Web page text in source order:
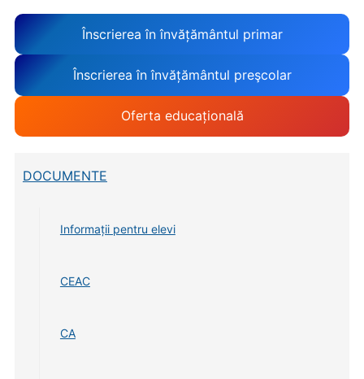
Înscrierea în învățământul primar
Înscrierea în învățământul preşcolar
Oferta educațională
DOCUMENTE
Informații pentru elevi
CEAC
CA